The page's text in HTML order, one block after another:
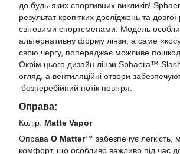
до будь-яких спортивних викликів!
результат кропітких досліджень та довгої
світовими спортсменами. Модель
альтернативну форму лінзи, а саме
свою чергу, попереджає можливе
Окрім цього дизайн лінзи Sphaera™
огляд, а вентиляційні отвори
безперебійний потік повітря.
Оправа:
Колір: Matte Vapor
Оправа O Matter™ забезпечує легкість,
комфорт, що особливо важливо під час